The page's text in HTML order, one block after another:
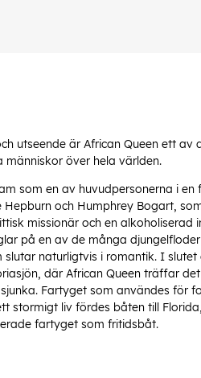
utseende är African Queen ett
människor över hela världen.
som en av huvudpersonerna i
och Humphrey Bogart,
missionär och en alkoholiserad
på en av de många
slutar naturligtvis i romantik. I
där African Queen träffar
Fartyget som användes för
stormigt liv fördes båten till
fartyget som fritidsbåt.